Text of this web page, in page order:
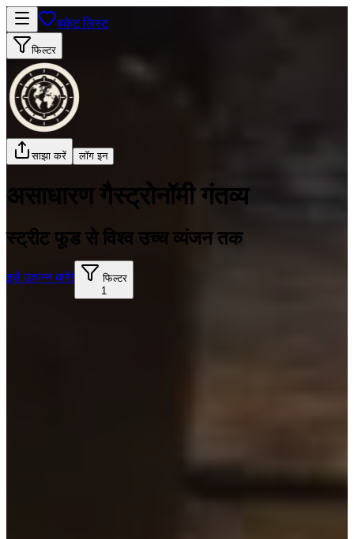
बकेट लिस्ट
फिल्टर
साझा करें लॉग इन
असाधारण गैस्ट्रोनॉमी गंतव्य
स्ट्रीट फूड से विश्व उच्च व्यंजन तक
इसे उत्पन्न करें!
फिल्टर
1